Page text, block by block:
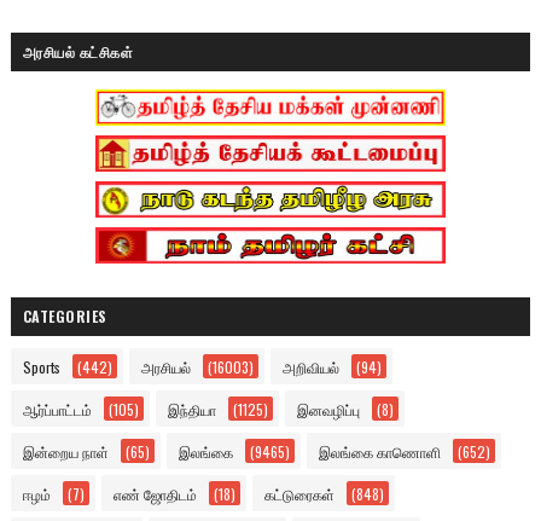
அரசியல் கட்சிகள்
CATEGORIES
Sports (442) அரசியல் (16003) அறிவியல் (94)
ஆர்ப்பாட்டம் (105) இந்தியா (1125) இனவழிப்பு (8)
இன்றைய நாள் (65) இலங்கை (9465) இலங்கை காணொளி (652)
ஈழம் (7) எண் ஜோதிடம் (18) கட்டுரைகள் (848)